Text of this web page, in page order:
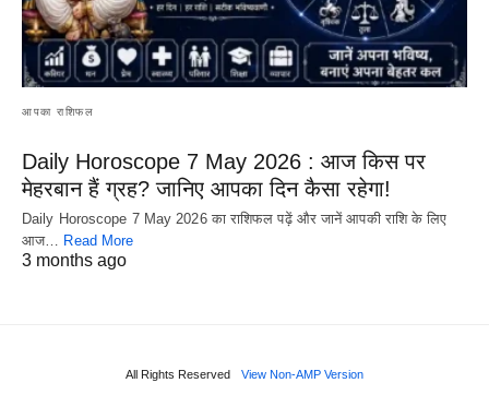
आपका राशिफल
Daily Horoscope 7 May 2026 : आज किस पर
मेहरबान हैं ग्रह? जानिए आपका दिन कैसा रहेगा!
Daily Horoscope 7 May 2026 का राशिफल पढ़ें और जानें आपकी राशि के लिए
आज… Read More
3 months ago
All Rights Reserved View Non-AMP Version